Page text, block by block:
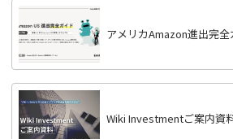
アメリカAmazon進出完全
Wiki Investmentご案内資